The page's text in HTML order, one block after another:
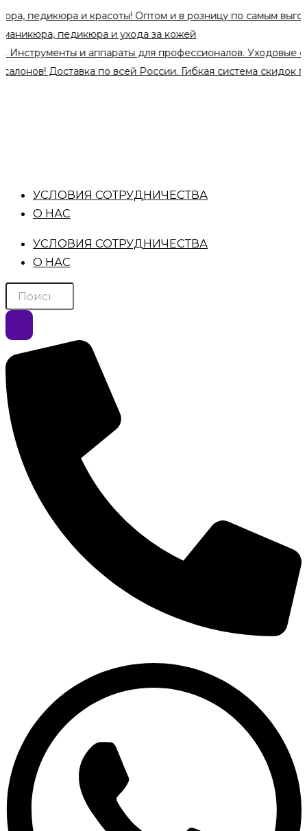
и красоты! Оптом и в розницу по самым выгодным
педикюра и ухода за кожей
и аппараты для профессионалов. Уходовые
по всей России. Гибкая система скидок при
содержимому
УСЛОВИЯ СОТРУДНИЧЕСТВА
О НАС
УСЛОВИЯ СОТРУДНИЧЕСТВА
О НАС
товаровтовара
ADRICOCO,
DROP
-
МЛ.